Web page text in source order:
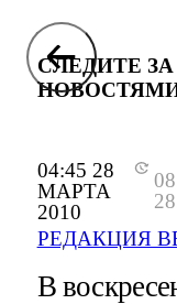
04:45 28
МАРТА
2010
РЕДАКЦИЯ
СЛЕДИТЕ ЗА
В